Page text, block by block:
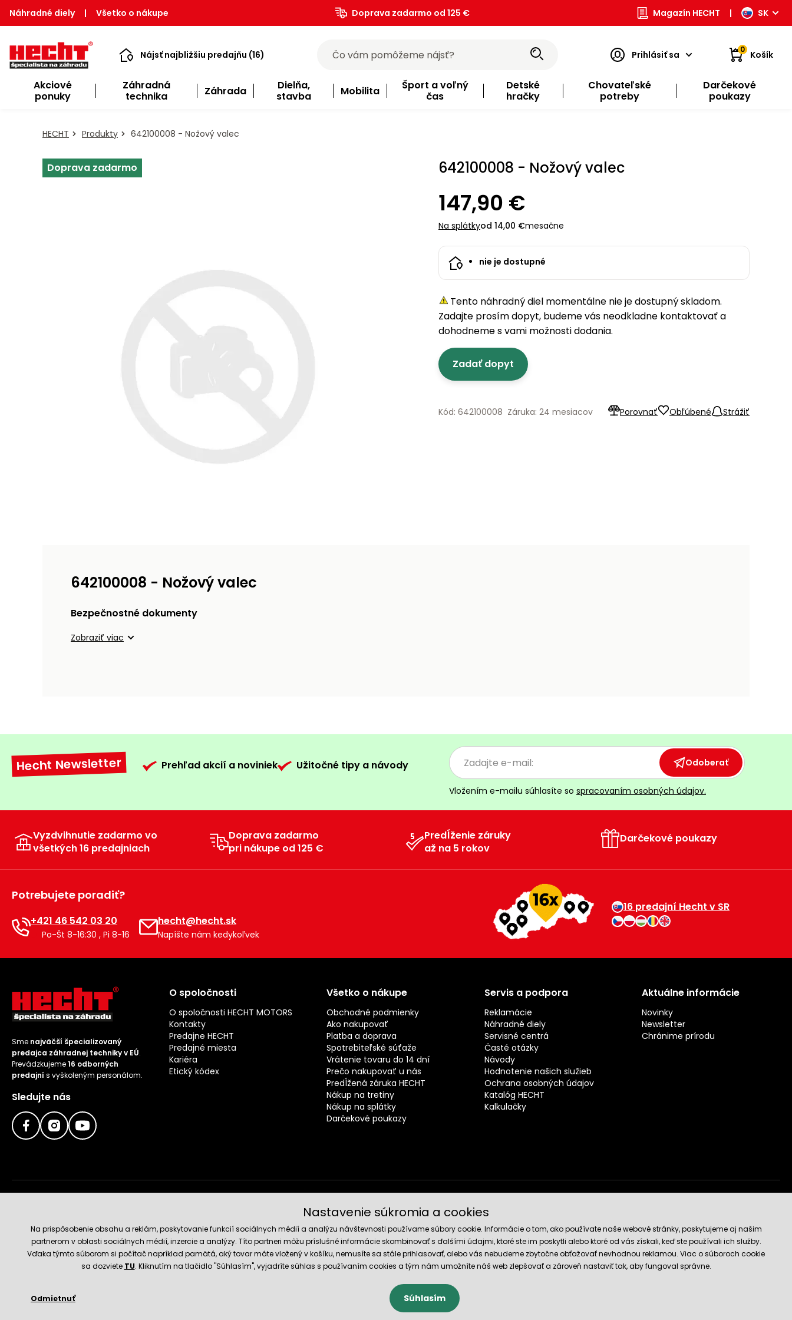
Náhradné diely | Všetko o nákupe Doprava zadarmo od 125 € Magazín HECHT | SK
Nájsť najbližšiu predajňu (16) Prihlásiť sa 0 Košík
Akciové
ponuky
Záhradná
technika
Záhrada
Dielňa,
stavba
Mobilita
Šport a voľný
čas
Detské
hračky
Chovateľské
potreby
Darčekové
poukazy
HECHT Produkty 642100008 - Nožový valec
Doprava zadarmo 642100008 - Nožový valec
147,90 €
Na splátkyod 14,00 €mesačne
nie je dostupné
Tento náhradný diel momentálne nie je dostupný skladom.
Zadajte prosím dopyt, budeme vás neodkladne kontaktovať a
dohodneme s vami možnosti dodania.
Zadať dopyt
Porovnať Obľúbené Strážiť
Kód: 642100008 Záruka: 24 mesiacov
642100008 - Nožový valec
Bezpečnostné dokumenty
Zobraziť viac
Hecht Newsletter Prehľad akcií a noviniek Užitočné tipy a návody Odoberať
Vložením e-mailu súhlasíte so spracovaním osobných údajov.
Vyzdvihnutie zadarmo vo
všetkých 16 predajniach
Doprava zadarmo
pri nákupe od 125 €
Predĺženie záruky
až na 5 rokov
Darčekové poukazy
Potrebujete poradiť?
+421 46 542 03 20
Po-Št 8-16:30 , Pi 8-16
hecht@hecht.sk
Napíšte nám kedykoľvek
16 predajní Hecht v SR
Sme najväčší špecializovaný
predajca záhradnej techniky v EÚ.
Prevádzkujeme16 odborných
predajní s vyškoleným personálom.
Sledujte nás
O spoločnosti
O spoločnosti HECHT MOTORS
Kontakty
Predajne HECHT
Predajné miesta
Kariéra
Etický kódex
Všetko o nákupe
Obchodné podmienky
Ako nakupovať
Platba a doprava
Spotrebiteľské súťaže
Vrátenie tovaru do 14 dní
Prečo nakupovať u nás
Predĺžená záruka HECHT
Nákup na tretiny
Nákup na splátky
Darčekové poukazy
Servis a podpora
Reklamácie
Náhradné diely
Servisné centrá
Časté otázky
Návody
Hodnotenie našich služieb
Ochrana osobných údajov
Katalóg HECHT
Kalkulačky
Aktuálne informácie
Novinky
Newsletter
Chránime prírodu
Spoľahlivý obchod
Nastavenie súkromia a cookies
Na prispôsobenie obsahu a reklám, poskytovanie funkcií sociálnych médií a analýzu návštevnosti používame súbory cookie. Informácie o tom, ako používate naše webové stránky, poskytujeme aj našim
partnerom v oblasti sociálnych médií, inzercie a analýzy. Títo partneri môžu príslušné informácie skombinovať s ďalšími údajmi, ktoré ste im poskytli alebo ktoré od vás získali, keď ste používali ich služby.
Vďaka týmto súborom si počítač napríklad pamätá, aký tovar máte vložený v košíku, nemusíte sa stále prihlasovať, alebo vás nebudeme zbytočne obťažovať nevhodnou reklamou. Viac o súboroch cookie
sa dozviete TU. Kliknutím na tlačidlo "Súhlasím", vyjadríte súhlas s používaním cookies a tým nám umožníte náš web zlepšovať a zároveň nastaviť tak, aby fungoval správne.
Odmietnuť Súhlasím